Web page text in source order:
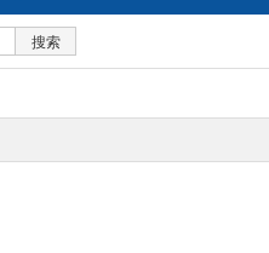
搜索